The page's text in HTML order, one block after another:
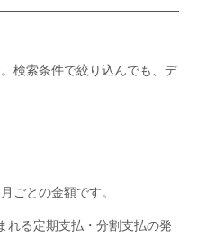
検索条件で絞り込んでも、デ
ごとの金額です。
れる定期支払・分割支払の発